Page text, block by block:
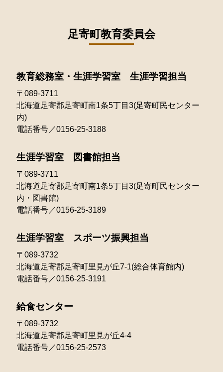
2025年03月
2025年01月
2024年04月
2024年01月
2023年03月
2023年02月
2023年01月
2022年07月
2022年05月
2022年04月
2022年01月
2021年08月
2021年06月
2021年05月
2020年06月
2020年04月
足寄町教育委員会
教育総務室・生涯学習室 生涯学習担当
〒089-3711
北海道足寄郡足寄町南1条5丁目3(足寄町民センター
内)
電話番号／0156-25-3188
生涯学習室 図書館担当
〒089-3711
北海道足寄郡足寄町南1条5丁目3(足寄町民センター
内・図書館)
電話番号／0156-25-3189
生涯学習室 スポーツ振興担当
〒089-3732
北海道足寄郡足寄町里見が丘7-1(総合体育館内)
電話番号／0156-25-3191
給食センター
〒089-3732
北海道足寄郡足寄町里見が丘4-4
電話番号／0156-25-2573